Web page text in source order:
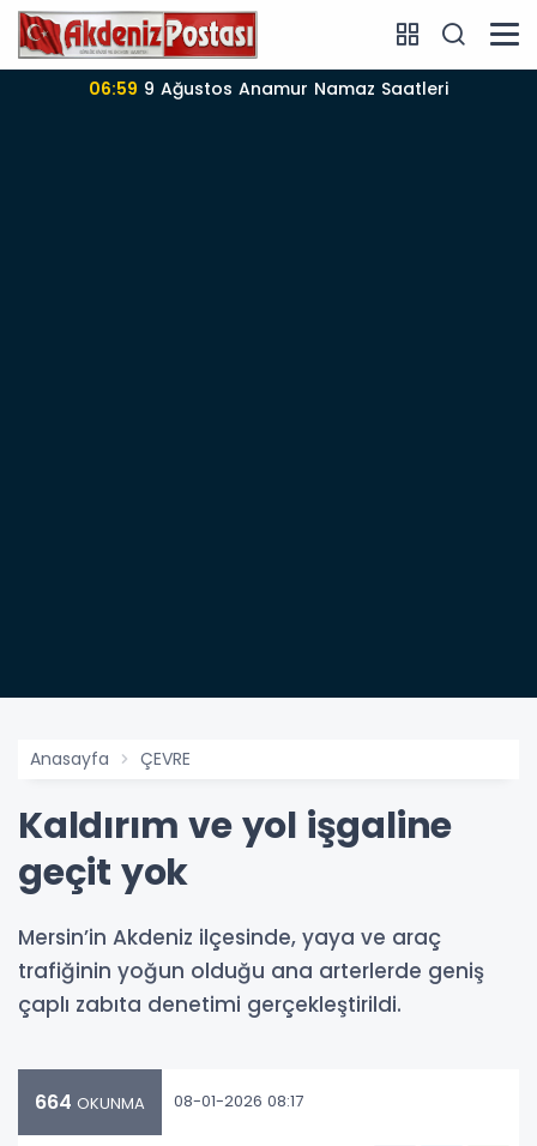
06:57 Anamur’da 09-08-2026
Anasayfa ÇEVRE
Kaldırım ve yol işgaline
geçit yok
Mersin’in Akdeniz ilçesinde, yaya ve araç
trafiğinin yoğun olduğu ana arterlerde geniş
çaplı zabıta denetimi gerçekleştirildi.
664 OKUNMA 08-01-2026 08:17